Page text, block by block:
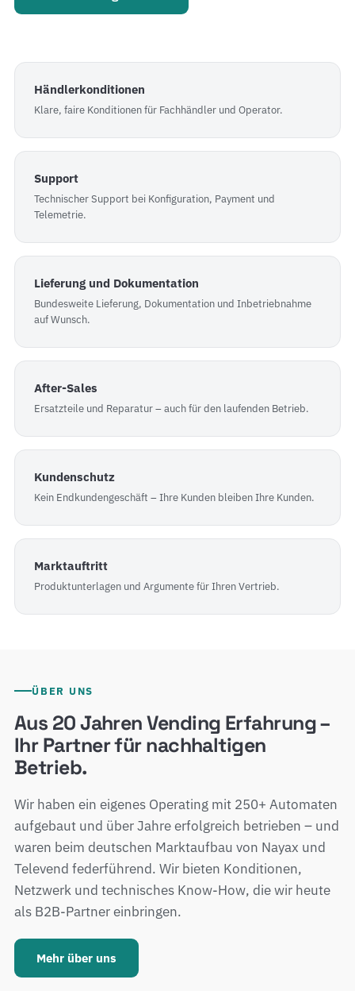
Händlerkonditionen
Klare, faire Konditionen für Fachhändler und Operator.
Support
Technischer Support bei Konfiguration, Payment und
Telemetrie.
Lieferung und Dokumentation
Bundesweite Lieferung, Dokumentation und Inbetriebnahme
auf Wunsch.
After-Sales
Ersatzteile und Reparatur – auch für den laufenden Betrieb.
Kundenschutz
Kein Endkundengeschäft – Ihre Kunden bleiben Ihre Kunden.
Marktauftritt
Produktunterlagen und Argumente für Ihren Vertrieb.
ÜBER UNS
Aus 20 Jahren Vending Erfahrung –
Ihr Partner für nachhaltigen
Betrieb.
Wir haben ein eigenes Operating mit 250+ Automaten
aufgebaut und über Jahre erfolgreich betrieben – und
waren beim deutschen Marktaufbau von Nayax und
Televend federführend. Wir bieten Konditionen,
Netzwerk und technisches Know-How, die wir heute
als B2B-Partner einbringen.
Mehr über uns